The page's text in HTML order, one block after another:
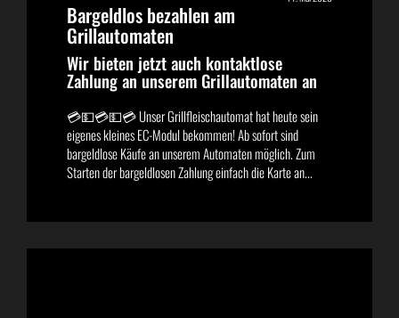
Bargeldlos bezahlen am
Grillautomaten
Wir bieten jetzt auch kontaktlose
Zahlung an unserem Grillautomaten an
💳💵💳💵💳 Unser Grillfleischautomat hat heute sein
eigenes kleines EC-Modul bekommen! Ab sofort sind
bargeldlose Käufe an unserem Automaten möglich. Zum
Starten der bargeldlosen Zahlung einfach die Karte an...